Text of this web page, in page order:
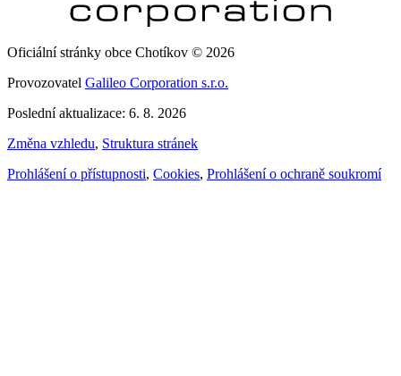
Oficiální stránky obce Chotíkov © 2026
Provozovatel Galileo Corporation s.r.o.
Poslední aktualizace: 6. 8. 2026
Změna vzhledu, Struktura stránek
Prohlášení o přístupnosti, Cookies, Prohlášení o ochraně soukromí